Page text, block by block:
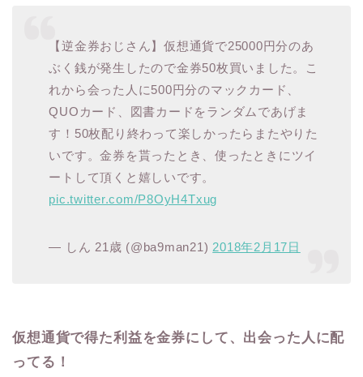
【逆金券おじさん】仮想通貨で25000円分のあ
ぶく銭が発生したので金券50枚買いました。こ
れから会った人に500円分のマックカード、
QUOカード、図書カードをランダムであげま
す！50枚配り終わって楽しかったらまたやりた
いです。金券を貰ったとき、使ったときにツイ
ートして頂くと嬉しいです。
pic.twitter.com/P8OyH4Txug
— しん 21歳 (@ba9man21)2018年2月17日
仮想通貨で得た利益を金券にして、出会った人に配
ってる！